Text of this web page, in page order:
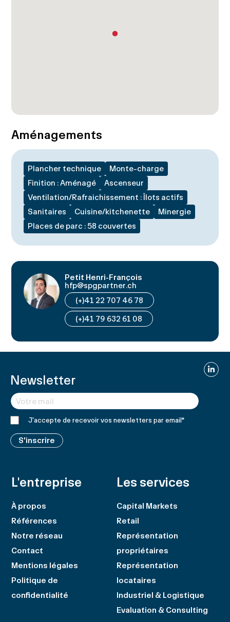
Aménagements
Plancher technique
Monte-charge
Finition : Aménagé
Ascenseur
Ventilation/Rafraichissement : Îlots actifs
Sanitaires
Cuisine/kitchenette
Minergie
Places de parc : 58 couvertes
Petit Henri-François
hfp@spgpartner.ch
(+)41 22 707 46 78
(+)41 79 632 61 08
Newsletter
J'accepte de recevoir vos newsletters par email*
S'inscrire
L'entreprise
À propos
Références
Notre réseau
Contact
Mentions légales
Politique de
confidentialité
Les services
Capital Markets
Retail
Représentation
propriétaires
Représentation
locataires
Industriel & Logistique
Evaluation & Consulting